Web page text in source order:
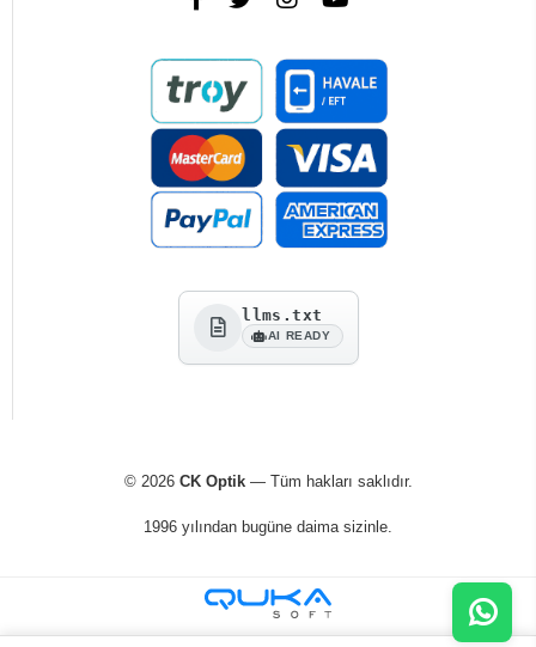
llms.txt
AI READY
© 2026 CK Optik— Tüm hakları saklıdır.
1996 yılından bugüne daima sizinle.